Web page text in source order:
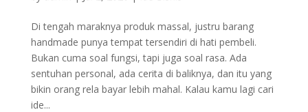
Di tengah maraknya produk massal, justru barang
handmade punya tempat tersendiri di hati pembeli.
Bukan cuma soal fungsi, tapi juga soal rasa. Ada
sentuhan personal, ada cerita di baliknya, dan itu yang
bikin orang rela bayar lebih mahal. Kalau kamu lagi cari
ide...